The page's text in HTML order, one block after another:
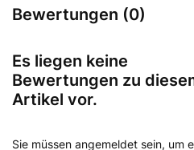
Bewertungen (0)
Es liegen keine
Bewertungen zu
Artikel vor.
Sie müssen angemeldet sein, um